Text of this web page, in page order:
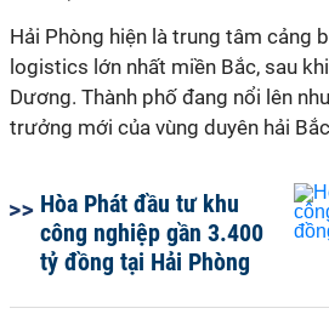
Hải Phòng hiện là trung tâm cảng
logistics lớn nhất miền Bắc, sau
Dương. Thành phố đang nổi lên
trưởng mới của vùng duyên hải
Hòa Phát đầu tư khu
công nghiệp gần 3.400
tỷ đồng tại Hải Phòng